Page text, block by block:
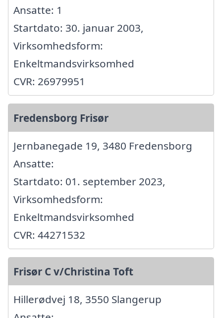
Ansatte: 1
Startdato: 30. januar 2003,
Virksomhedsform:
Enkeltmandsvirksomhed
CVR: 26979951
Fredensborg Frisør
Jernbanegade 19, 3480 Fredensborg
Ansatte:
Startdato: 01. september 2023,
Virksomhedsform:
Enkeltmandsvirksomhed
CVR: 44271532
Frisør C v/Christina Toft
Hillerødvej 18, 3550 Slangerup